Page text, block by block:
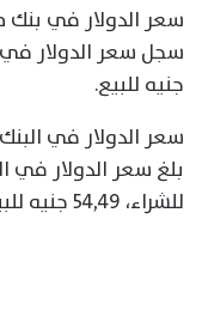
سعر الدولار في بنك
جنيه للبيع.
سعر الدولار في
للشراء، 54,49 جنيه للبيع.